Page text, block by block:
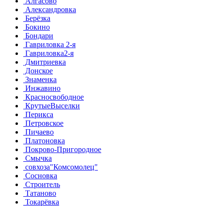
Александровка
Берёзка
Бокино
Бондари
Гавриловка 2-я
Гавриловка2-я
Дмитриевка
Донское
Знаменка
Инжавино
Красносвободное
КрутыеВыселки
Перикса
Петровское
Пичаево
Платоновка
Покрово-Пригородное
Смычка
совхоза"Комсомолец"
Сосновка
Строитель
Татаново
Токарёвка